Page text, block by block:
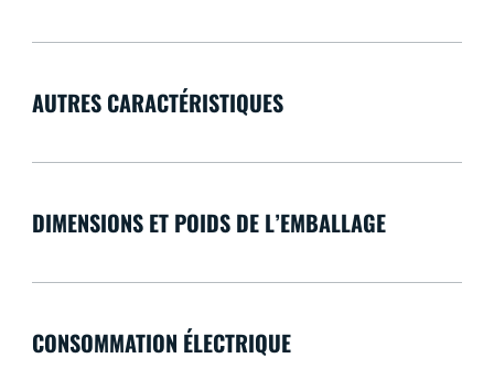
AUTRES CARACTÉRISTIQUES
DIMENSIONS ET POIDS DE L’EMBALLAGE
CONSOMMATION ÉLECTRIQUE